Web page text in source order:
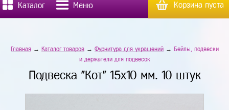
Каталог Меню Корзина пуста
Главная→ Каталог товаров→ Фурнитура для украшений→ Бейлы, подвески
и держатели для подвесок
Подвеска "Кот" 15х10 мм. 10 штук